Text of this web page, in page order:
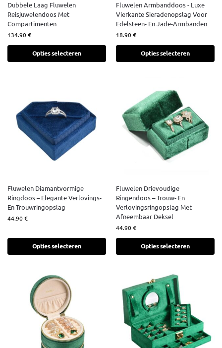
Dubbele Laag Fluwelen
Reisjuwelendoos Met
Compartimenten
134.90€
Opties selecteren
Fluwelen Armbanddoos - Luxe
Vierkante Sieradenopslag Voor
Edelsteen- En Jade-Armbanden
18.90€
Opties selecteren
Fluwelen Diamantvormige
Ringdoos – Elegante Verlovings-
En Trouwringopslag
44.90€
Opties selecteren
Fluwelen Drievoudige
Ringendoos – Trouw- En
Verlovingsringopslag Met
Afneembaar Deksel
44.90€
Opties selecteren